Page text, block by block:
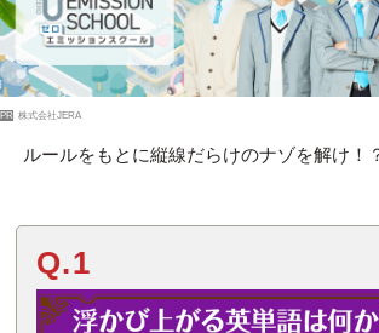
PR 株式会社JERA
ルールをもとに縦線だらけのナゾを解け！
Q.1